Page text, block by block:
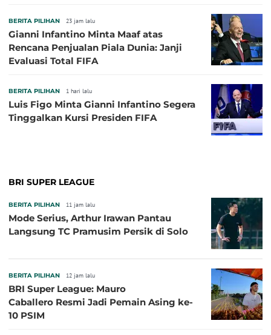
BERITA PILIHAN 23 jam lalu
Gianni Infantino Minta Maaf atas
Rencana Penjualan Piala Dunia: Janji
Evaluasi Total FIFA
BERITA PILIHAN 1 hari lalu
Luis Figo Minta Gianni Infantino Segera
Tinggalkan Kursi Presiden FIFA
BRI SUPER LEAGUE
BERITA PILIHAN 11 jam lalu
Mode Serius, Arthur Irawan Pantau
Langsung TC Pramusim Persik di Solo
BERITA PILIHAN 12 jam lalu
BRI Super League: Mauro
Caballero Resmi Jadi Pemain Asing ke-
10 PSIM